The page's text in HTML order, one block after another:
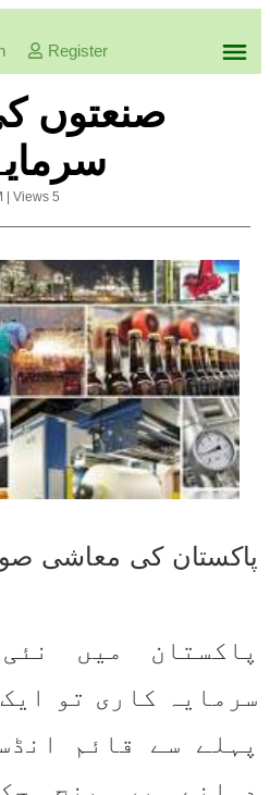
Register
صنعتوں
Views 5